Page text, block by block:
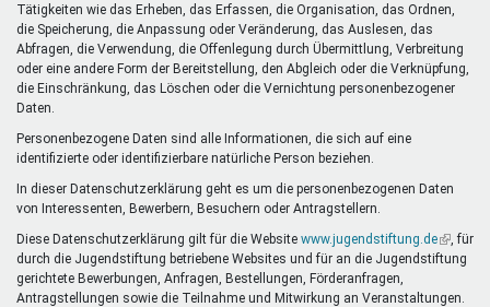
Tätigkeiten wie das Erheben, das Erfassen, die Organisation, das Ordnen,
die Speicherung, die Anpassung oder Veränderung, das Auslesen, das
Abfragen, die Verwendung, die Offenlegung durch Übermittlung, Verbreitung
oder eine andere Form der Bereitstellung, den Abgleich oder die Verknüpfung,
die Einschränkung, das Löschen oder die Vernichtung personenbezogener
Daten.
Personenbezogene Daten sind alle Informationen, die sich auf eine
identifizierte oder identifizierbare natürliche Person beziehen.
In dieser Datenschutzerklärung geht es um die personenbezogenen Daten
von Interessenten, Bewerbern, Besuchern oder Antragstellern.
Diese Datenschutzerklärung gilt für die Website www.jugendstiftung.de(Link
ist
, für
durch die Jugendstiftung betriebene Websites und für an die Jugendstiftung
gerichtete Bewerbungen, Anfragen, Bestellungen, Förderanfragen,
Antragstellungen sowie die Teilnahme und Mitwirkung an Veranstaltungen.